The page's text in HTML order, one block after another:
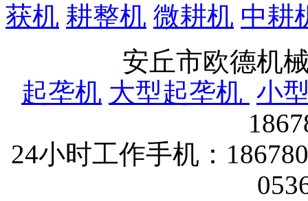
获机 耕整机 微耕机 中耕
安丘市欧德机
起垄机 大型起垄机 小
24小时工作手机：